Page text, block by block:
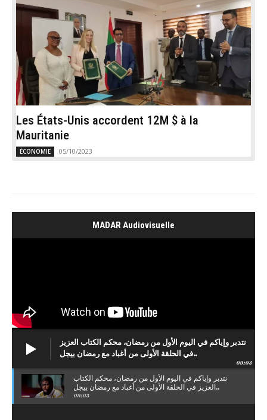
Les États-Unis accordent 12M $ à la
Mauritanie
ÉCONOMIE 05/10/2023
MADAR Audiovisuelle
نتدبر وإياكم في اليوم الأول من رمضان، محكم الكتاب العزيز
في الحلقة الأولى من أغباد مع رمضان بيجل..
09:03
نتدبر وإياكم في اليوم الأول من رمضان، محكم الكتاب
العزيز في الحلقة الأولى من أغباد مع رمضان بيجل..
09:03